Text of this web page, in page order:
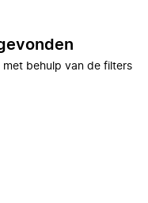
behulp van de filters